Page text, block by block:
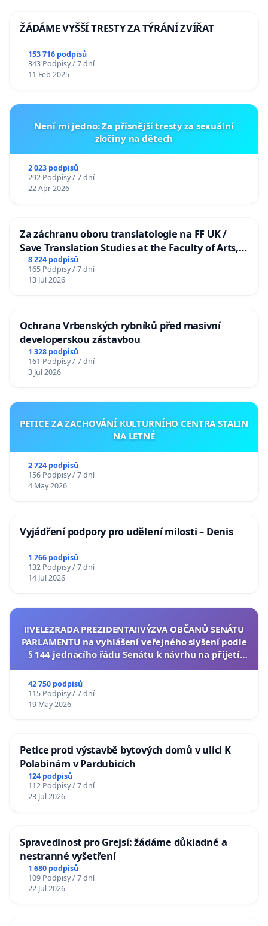
ŽÁDÁME VYŠŠÍ TRESTY ZA TÝRÁNÍ ZVÍŘAT
153 716 podpisů
343 Podpisy / 7 dní
11 Feb 2025
Není mi jedno: Za přísnější tresty za sexuální
zločiny na dětech
2 023 podpisů
292 Podpisy / 7 dní
22 Apr 2026
Za záchranu oboru translatologie na FF UK /
Save Translation Studies at the Faculty of Arts,
Charles University
8 224 podpisů
165 Podpisy / 7 dní
13 Jul 2026
Ochrana Vrbenských rybníků před masivní
developerskou zástavbou
1 328 podpisů
161 Podpisy / 7 dní
3 Jul 2026
PETICE ZA ZACHOVÁNÍ KULTURNÍHO CENTRA STALIN
NA LETNÉ
2 724 podpisů
156 Podpisy / 7 dní
4 May 2026
Vyjádření podpory pro udělení milosti – Denis
1 766 podpisů
132 Podpisy / 7 dní
14 Jul 2026
‼️VELEZRADA PREZIDENTA‼️VÝZVA OBČANŮ SENÁTU
PARLAMENTU na vyhlášení veřejného slyšení podle
§ 144 jednacího řádu Senátu k návrhu na přijetí
42 750 podpisů
115 Podpisy / 7 dní
19 May 2026
Petice proti výstavbě bytových domů v ulici K
Polabinám v Pardubicích
124 podpisů
112 Podpisy / 7 dní
23 Jul 2026
Spravedlnost pro Grejsí: žádáme důkladné a
nestranné vyšetření
1 680 podpisů
109 Podpisy / 7 dní
22 Jul 2026